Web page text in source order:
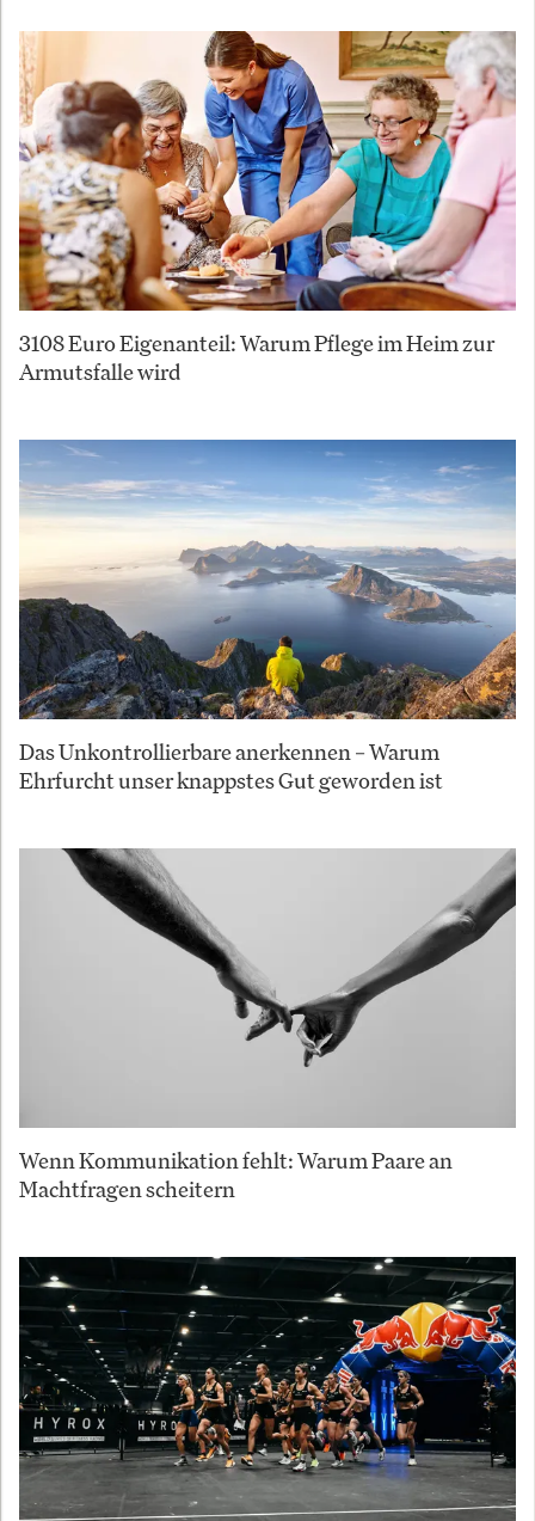
3108 Euro Eigenanteil: Warum Pflege im Heim zur
Armutsfalle wird
Das Unkontrollierbare anerkennen – Warum
Ehrfurcht unser knappstes Gut geworden ist
Wenn Kommunikation fehlt: Warum Paare an
Machtfragen scheitern